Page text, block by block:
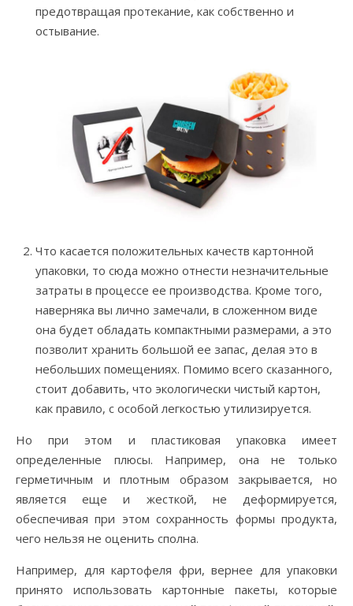
предотвращая протекание, как собственно и
остывание.
Что касается положительных качеств картонной
упаковки, то сюда можно отнести незначительные
затраты в процессе ее производства. Кроме того,
наверняка вы лично замечали, в сложенном виде
она будет обладать компактными размерами, а это
позволит хранить большой ее запас, делая это в
небольших помещениях. Помимо всего сказанного,
стоит добавить, что экологически чистый картон,
как правило, с особой легкостью утилизируется.
Но при этом и пластиковая упаковка имеет
определенные плюсы. Например, она не только
герметичным и плотным образом закрывается, но
является еще и жесткой, не деформируется,
обеспечивая при этом сохранность формы продукта,
чего нельзя не оценить сполна.
Например, для картофеля фри, вернее для упаковки
принято использовать картонные пакеты, которые